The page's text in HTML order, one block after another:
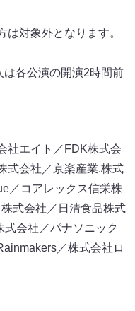
は対象外となります。
各公演の開演2時間前
社エイト／FDK株式会
式会社／京楽産業.株式
／コアレックス信栄株
式会社／日清食品株式
会社／パナソニック
／株式会社ロ